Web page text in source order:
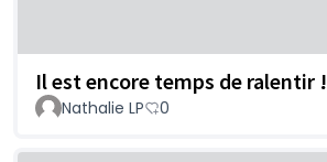
Il est encore temps de ralentir !
Nathalie LP 0